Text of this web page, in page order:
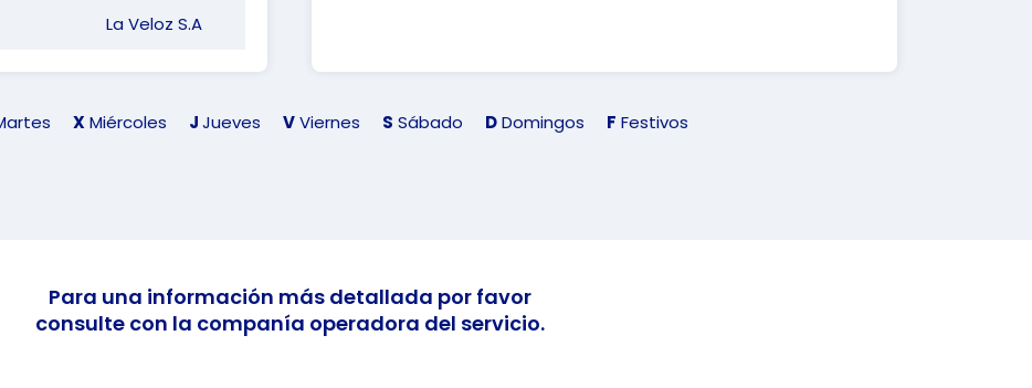
La Veloz S.A
XMiércoles JJueves VViernes S Sábado DDomingos F Festivos
Para una información más detallada por favor
consulte con la companía operadora del servicio.